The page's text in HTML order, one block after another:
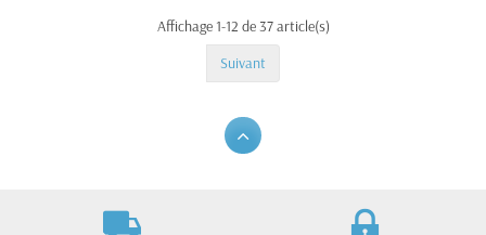
Affichage 1-12 de 37 article(s)
Suivant